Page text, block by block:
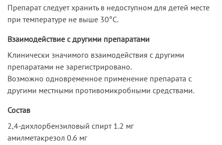
Препарат следует хранить в недоступном для детей месте
при температуре не выше 30°С.
Взаимодействие с другими препаратами
Клинически значимого взаимодействия с другими
препаратами не зарегистрировано.
Возможно одновременное применение препарата с
другими местными противомикробными средствами.
Состав
2,4-дихлорбензиловый спирт 1.2 мг
амилметакрезол 0.6 мг